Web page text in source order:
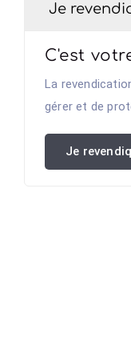
Je
C'est
La
gérer et de
Je